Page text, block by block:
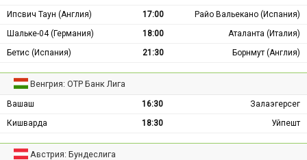
Ипсвич Таун (Англия) 17:00
Райо Вальекано (Испания)
Шальке-04 (Германия)
18:00
Аталанта (Италия)
Бетис (Испания)
21:30 Борнмут (Англия)
Венгрия: ОТР Банк Лига
Вашаш 16:30
Залаэгерсег
Кишварда
18:30 Уйпешт
Австрия: Бундеслига